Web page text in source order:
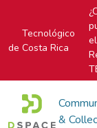
Tecnológico
de Costa Rica
el
&